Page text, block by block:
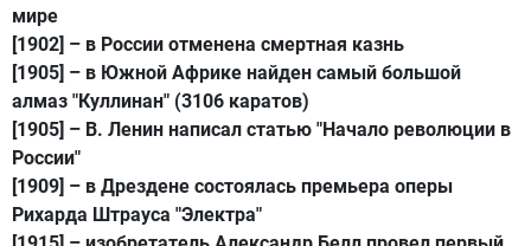
мире
[1902] – в России отменена смертная казнь
[1905] – в Южной Африке найден самый большой
алмаз "Куллинан" (3106 каратов)
[1905] – В. Ленин написал статью "Начало революции в
России"
[1909] – в Дрездене состоялась премьера оперы
Рихарда Штрауса "Электра"